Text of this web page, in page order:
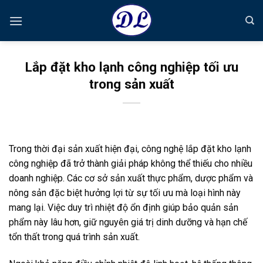
qua
Lắp đặt kho lạnh công nghiệp tối ưu
trong sản xuất
Trong thời đại sản xuất hiện đại, công nghệ lắp đặt kho lạnh
công nghiệp đã trở thành giải pháp không thể thiếu cho nhiều
doanh nghiệp. Các cơ sở sản xuất thực phẩm, dược phẩm và
nông sản đặc biệt hưởng lợi từ sự tối ưu mà loại hình này
mang lại. Việc duy trì nhiệt độ ổn định giúp bảo quản sản
phẩm này lâu hơn, giữ nguyên giá trị dinh dưỡng và hạn chế
tổn thất trong quá trình sản xuất.